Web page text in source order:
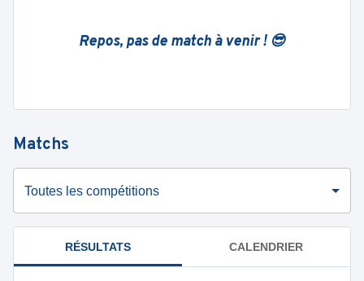
Repos, pas de match à venir ! 😎
Matchs
Toutes les compétitions
RÉSULTATS CALENDRIER